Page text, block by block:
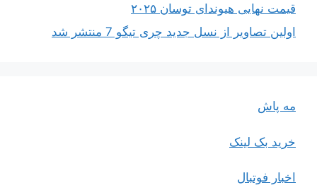
قیمت نهایی هیوندای توسان ۲۰۲۵
اولین تصاویر از نسل جدید چری تیگو 7 منتشر شد
مه پاش
خرید بک لینک
اخبار فوتبال